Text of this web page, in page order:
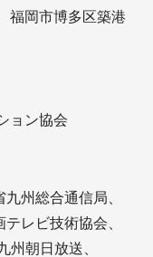
福岡市博多区築港
ョン協会
州総合通信局、
レビ技術協会、
州朝日放送、